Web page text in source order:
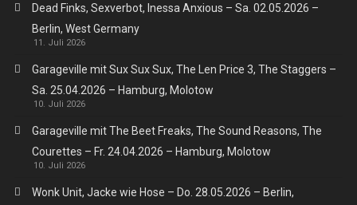
Dead Finks, Sexverbot, Inessa Anxious – Sa. 02.05.2026 –
Berlin, West Germany
11. Juli 2026
Garageville mit Sux Sux Sux, The Len Price 3, The Staggers –
Sa. 25.04.2026 – Hamburg, Molotow
10. Juli 2026
Garageville mit The Beet Freaks, The Sound Reasons, The
Courettes – Fr. 24.04.2026 – Hamburg, Molotow
10. Juli 2026
Wonk Unit, Jacke wie Hose – Do. 28.05.2026 – Berlin,